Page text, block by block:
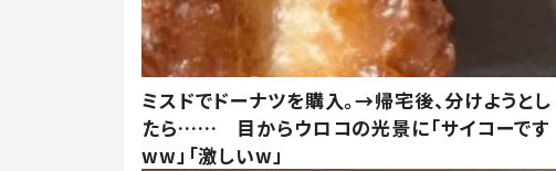
ミスドでドーナツを購入。→帰宅後、分けようとし
たら…… 目からウロコの光景に「サイコーです
ww」「激しいw」